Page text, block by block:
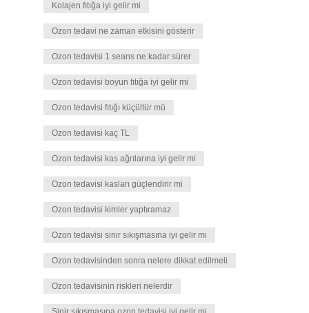
Kolajen fıtığa iyi gelir mi
Ozon tedavi ne zaman etkisini gösterir
Ozon tedavisi 1 seans ne kadar sürer
Ozon tedavisi boyun fıtığa iyi gelir mi
Ozon tedavisi fıtığı küçültür mü
Ozon tedavisi kaç TL
Ozon tedavisi kas ağrılarına iyi gelir mi
Ozon tedavisi kasları güçlendirir mi
Ozon tedavisi kimler yaptıramaz
Ozon tedavisi sinir sıkışmasına iyi gelir mi
Ozon tedavisinden sonra nelere dikkat edilmeli
Ozon tedavisinin riskleri nelerdir